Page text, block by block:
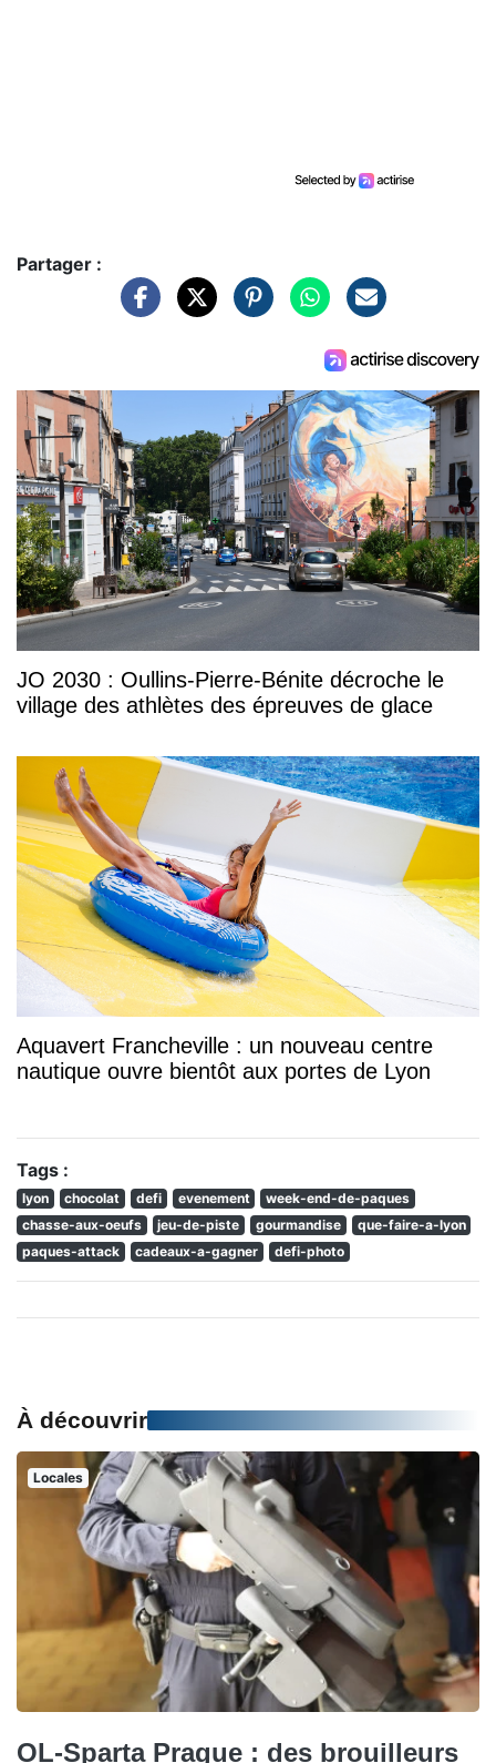
Partager :
JO 2030 : Oullins-Pierre-Bénite décroche le
village des athlètes des épreuves de glace
Aquavert Francheville : un nouveau centre
nautique ouvre bientôt aux portes de Lyon
Tags :
lyon chocolat defi evenement
week-end-de-paques
chasse-aux-oeufs
jeu-de-piste gourmandise
que-faire-a-lyon
paques-attack
cadeaux-a-gagner defi-photo
À découvrir
Locales
OL-Sparta Prague : des brouilleurs